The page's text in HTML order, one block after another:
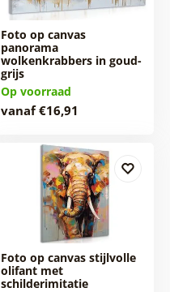
Foto op canvas
panorama
wolkenkrabbers in goud-
grijs
Op voorraad
vanaf €16,91
Foto op canvas stijlvolle
olifant met
schilderimitatie